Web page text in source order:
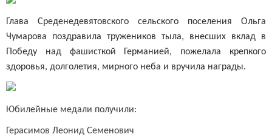
Глава Среденедевятовского сельского поселения Ольга
Чумарова поздравила тружеников тыла, внесших вклад в
Победу над фашисткой Германией, пожелала крепкого
здоровья, долголетия, мирного неба и вручила награды.
Юбилейные медали получили:
Герасимов Леонид Семенович